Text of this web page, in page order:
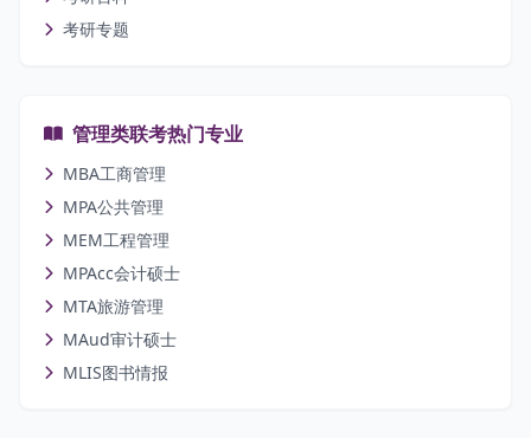
考研专题
管理类联考热门专业
MBA工商管理
MPA公共管理
MEM工程管理
MPAcc会计硕士
MTA旅游管理
MAud审计硕士
MLIS图书情报